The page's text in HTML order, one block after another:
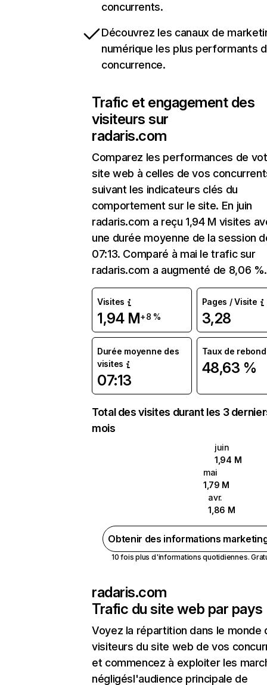
concurrents.
Découvrez les canaux de
numérique les plus performants
concurrence.
Trafic et engagement des
visiteurs sur
radaris.com
Comparez les performances de
site web à celles de vos
suivant les indicateurs clés du
comportement sur le site. En juin
radaris.com a reçu 1,94 M visites
une durée moyenne de la session
07:13. Comparé à mai le trafic sur
radaris.com a augmenté de 8,06 %.
Visites
1,94 M+8 %
Pages / Visite
3,28
Durée moyenne des
visites
07:13
Taux de rebond
48,63 %
Total des visites durant les 3
mois
juin
1,94 M
mai
1,79 M
avr.
1,86 M
Obtenir des informations
10 fois plus d'informations quotidiennes.
radaris.com
Trafic du site web par pays
Voyez la répartition dans le monde
visiteurs du site web de vos
et commencez à exploiter les
négligésl'audience principale de